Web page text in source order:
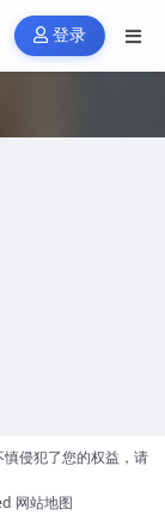
登录
侵犯了您的权益，请
网站地图